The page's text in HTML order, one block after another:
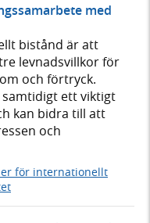
med
bistånd är att
levnadsvillkor för
och förtryck.
ett viktigt
kan bidra till att
och
för internationellt